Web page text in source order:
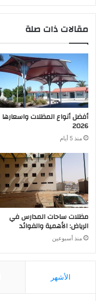
مقالات ذات صلة
أفضل أنواع المظلات واسعارها
2026
منذ 5 أيام
مظلات ساحات المدارس في
الرياض: الأهمية والفوائد
منذ أسبوعين
الأشهر